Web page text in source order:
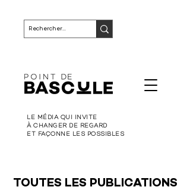
LE MÉDIA QUI INVITE
À CHANGER DE REGARD
ET FAÇONNE LES POSSIBLES
TOUTES LES PUBLICATIONS